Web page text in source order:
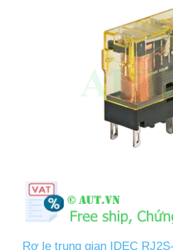
Rơ le trung gian IDEC